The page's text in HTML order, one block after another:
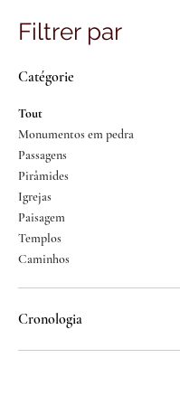
Filtrer par
Catégorie
Tout
Monumentos em pedra
Passagens
Pirâmides
Igrejas
Paisagem
Templos
Caminhos
Cronologia
Pré-História